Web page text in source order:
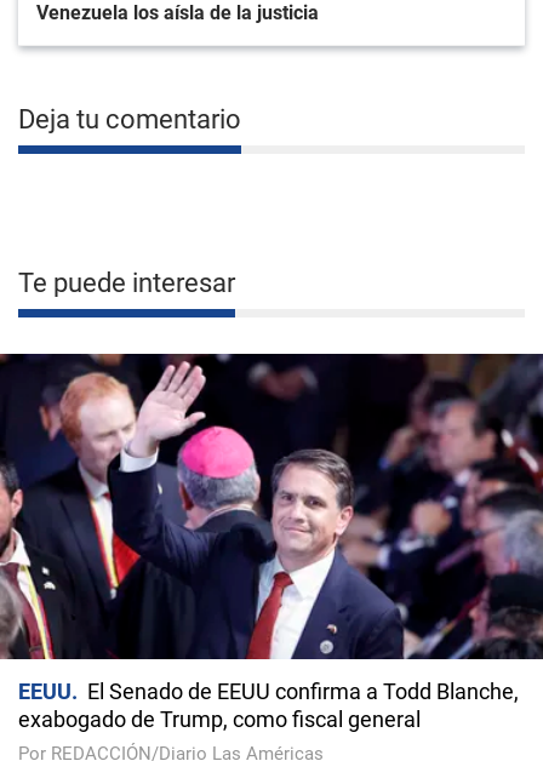
Venezuela los aísla de la justicia
Deja tu comentario
Te puede interesar
EEUU
El Senado de EEUU confirma a Todd Blanche,
exabogado de Trump, como fiscal general
Por REDACCIÓN/Diario Las Américas